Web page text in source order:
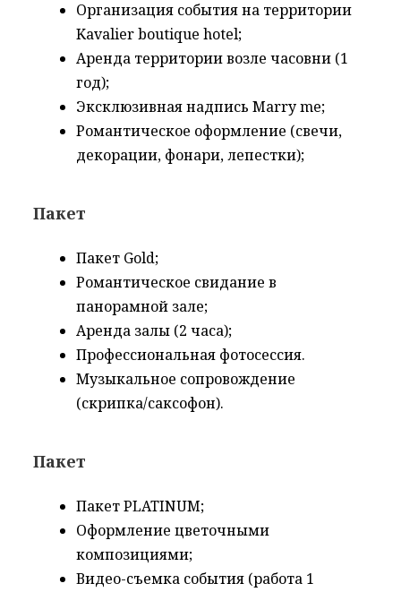
Организация события на территории
Kavalier boutique hotel;
Аренда территории возле часовни (1
год);
Эксклюзивная надпись Marry me;
Романтическое оформление (свечи,
декорации, фонари, лепестки);
Пакет
Пакет Gold;
Романтическое свидание в
панорамной зале;
Аренда залы (2 часа);
Профессиональная фотосессия.
Музыкальное сопровождение
(скрипка/саксофон).
Пакет
ПакетPLATINUM;
Оформление цветочными
композициями;
Видео-съемка события (работа 1